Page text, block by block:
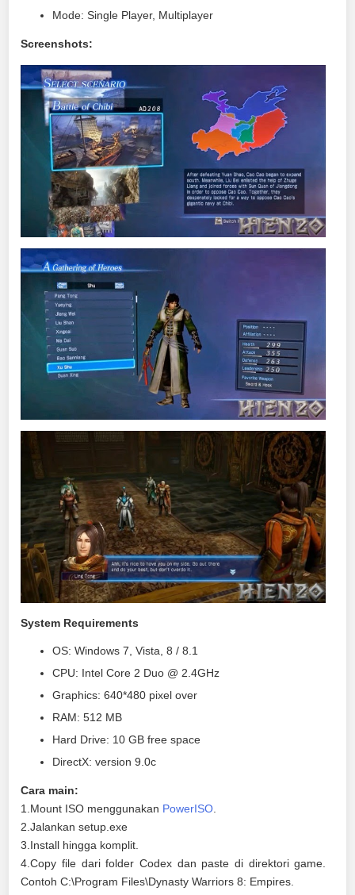
Mode: Single Player, Multiplayer
Screenshots:
System Requirements
OS: Windows 7, Vista, 8 / 8.1
CPU: Intel Core 2 Duo @ 2.4GHz
Graphics: 640*480 pixel over
RAM: 512 MB
Hard Drive: 10 GB free space
DirectX: version 9.0c
Cara main:
1.Mount ISO menggunakan PowerISO
2.Jalankan setup.exe
3.Install hingga komplit.
4.Copy file dari folder Codex dan paste di direktori game.
Contoh C:\Program Files\Dynasty Warriors 8: Empires.